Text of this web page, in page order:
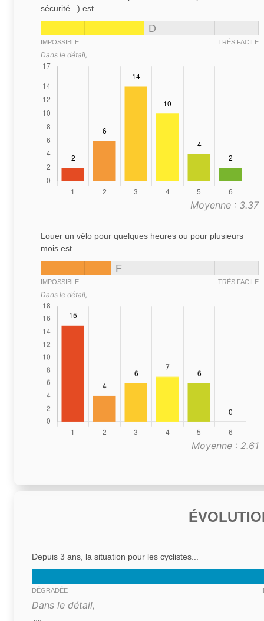
sécurité...) est...
D
IMPOSSIBLE TRÈS FACILE
Dans le détail,
Moyenne : 3.37
Louer un vélo pour quelques heures ou pour plusieurs
mois est...
F
IMPOSSIBLE TRÈS FACILE
Dans le détail,
Moyenne : 2.61
Depuis 3 ans, la situation pour les cyclistes...
DÉGRADÉE
Dans le détail,